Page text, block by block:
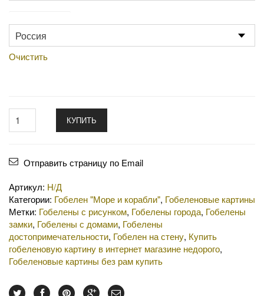
Очистить
КУПИТЬ
Отправить страницу по Email
Артикул: Н/Д
Категории: Гобелен "Море и корабли", Гобеленовые картины
Метки: Гобелены с рисунком, Гобелены города, Гобелены
замки, Гобелены с домами, Гобелены
достопримечательности, Гобелен на стену, Купить
гобеленовую картину в интернет магазине недорого,
Гобеленовые картины без рам купить